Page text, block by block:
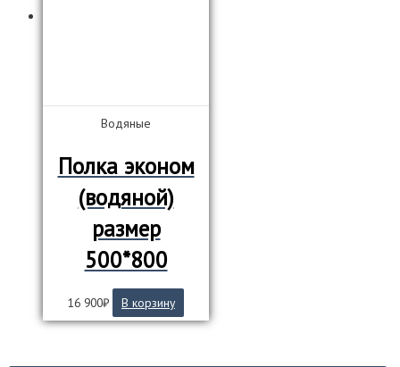
Водяные
Полка эконом
(водяной)
размер
500*800
16 900₽ В корзину